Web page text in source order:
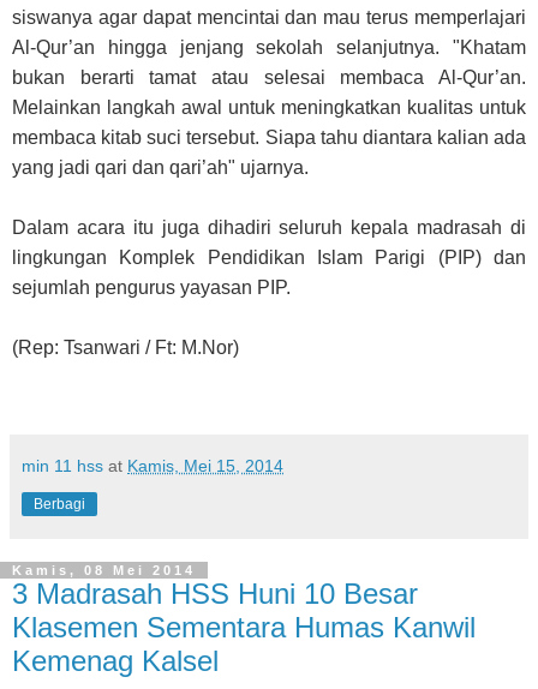
siswanya agar dapat mencintai dan mau terus memperlajari
Al-Qur’an hingga jenjang sekolah selanjutnya. "Khatam
bukan berarti tamat atau selesai membaca Al-Qur’an.
Melainkan langkah awal untuk meningkatkan kualitas untuk
membaca kitab suci tersebut. Siapa tahu diantara kalian ada
yang jadi qari dan qari’ah" ujarnya.
Dalam acara itu juga dihadiri seluruh kepala madrasah di
lingkungan Komplek Pendidikan Islam Parigi (PIP) dan
sejumlah pengurus yayasan PIP.
(Rep: Tsanwari / Ft: M.Nor)
min 11 hss at Kamis, Mei 15, 2014
Berbagi
Kamis, 08 Mei 2014
3 Madrasah HSS Huni 10 Besar
Klasemen Sementara Humas Kanwil
Kemenag Kalsel